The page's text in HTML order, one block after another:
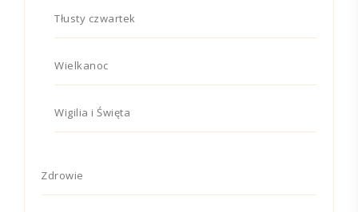
Tłusty czwartek
Wielkanoc
Wigilia i Święta
Zdrowie